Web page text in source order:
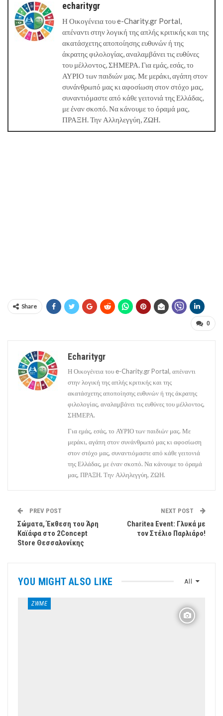
echaritygr
Η Οικογένεια του e-Charity.gr Portal,
απέναντι στην λογική της απλής κριτικής και της
ακατάσχετης αποποίησης ευθυνών ή της
άκρατης φιλολογίας, αναλαμβάνει τις ευθύνες
του μέλλοντος, ΣΗΜΕΡΑ. Για εμάς, εσάς, το
ΑΥΡΙΟ των παιδιών μας. Με μεράκι, αγάπη στον
συνάνθρωπό μας κι αφοσίωση στον στόχο μας,
συναντιόμαστε από κάθε γειτονιά της Ελλάδας,
με έναν σκοπό. Να κάνουμε το όραμά μας,
ΠΡΑΞΗ. Την Αλληλεγγύη, ΖΩΗ.
Share
0
Echaritygr
Η Οικογένεια του e-Charity.gr Portal, απέναντι
στην λογική της απλής κριτικής και της
ακατάσχετης αποποίησης ευθυνών ή της άκρατης
φιλολογίας, αναλαμβάνει τις ευθύνες του μέλλοντος,
ΣΗΜΕΡΑ.
Για εμάς, εσάς, το ΑΥΡΙΟ των παιδιών μας. Με
μεράκι, αγάπη στον συνάνθρωπό μας κι αφοσίωση
στον στόχο μας, συναντιόμαστε από κάθε γειτονιά
της Ελλάδας, με έναν σκοπό. Να κάνουμε το όραμά
μας, ΠΡΑΞΗ. Την Αλληλεγγύη, ΖΩΗ.
PREV POST
Σώματα, Έκθεση του Άρη
Καϊάφα στο 2Concept
Store Θεσσαλονίκης
NEXT POST
Charitea Event: Γλυκά με
τον Στέλιο Παρλιάρο!
All
YOU MIGHT ALSO LIKE
ZWME